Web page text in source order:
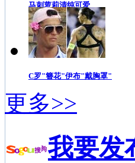
马刺萝莉清纯可爱
C罗"簪花"伊布"戴胸罩"
更多>>
我要发